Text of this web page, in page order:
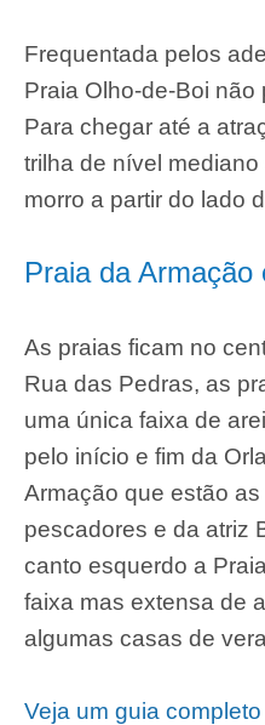
Frequentada pelos
Praia Olho-de-Boi
Para chegar até a
trilha de nível
morro a partir do lado
Praia da
As praias ficam no
Rua das Pedras, as
uma única faixa de
pelo início e fim da
Armação que estão
pescadores e da atriz
canto esquerdo a
faixa mas extensa de
algumas casas de
Veja um guia